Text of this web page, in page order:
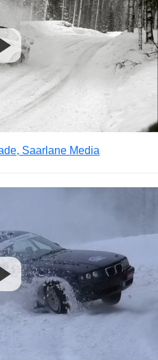
Saarlane Media